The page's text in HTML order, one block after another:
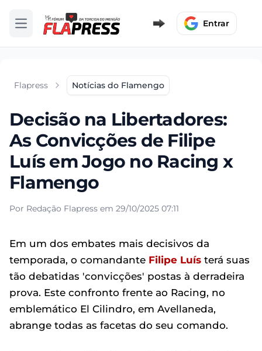
Abrir menu Entrar
Flapress Notícias do Flamengo
Decisão na Libertadores:
As Convicções de Filipe
Luís em Jogo no Racing x
Flamengo
Por Redação Flapress em 29/10/2025 07:11
Em um dos embates mais decisivos da
temporada, o comandante Filipe Luís terá suas
tão debatidas 'convicções' postas à derradeira
prova. Este confronto frente ao Racing, no
emblemático El Cilindro, em Avellaneda,
abrange todas as facetas do seu comando.